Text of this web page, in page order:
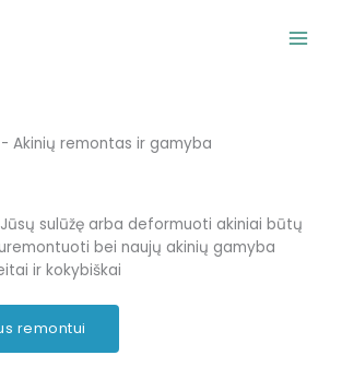
Akinių remontas ir gamyba
sulūžę arba deformuoti akiniai būtų
bei naujų akinių gamyba
ir kokybiškai
remontui